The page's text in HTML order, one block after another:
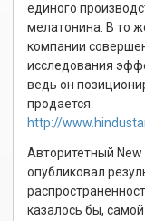
единого
мелатонина. В то
компании
исследования
ведь он
продается.
http://
Авторитетный
опубликовал
казалось бы,